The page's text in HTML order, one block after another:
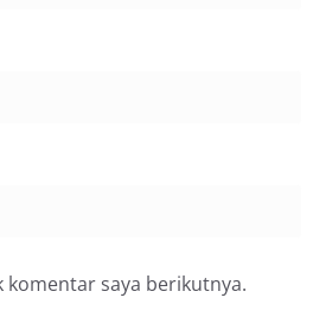
komentar saya berikutnya.